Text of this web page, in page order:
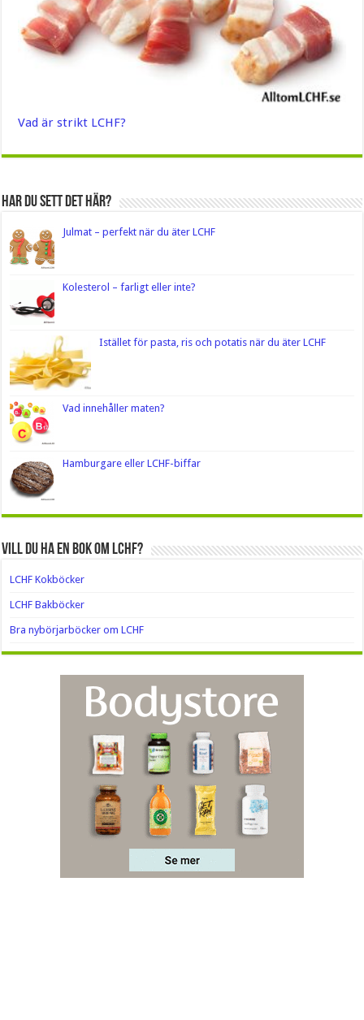
Vad är strikt LCHF?
Har du sett det här?
Julmat – perfekt när du äter LCHF
Kolesterol – farligt eller inte?
Istället för pasta, ris och potatis när du äter LCHF
Vad innehåller maten?
Hamburgare eller LCHF-biffar
Vill du ha en bok om LCHF?
LCHF Kokböcker
LCHF Bakböcker
Bra nybörjarböcker om LCHF